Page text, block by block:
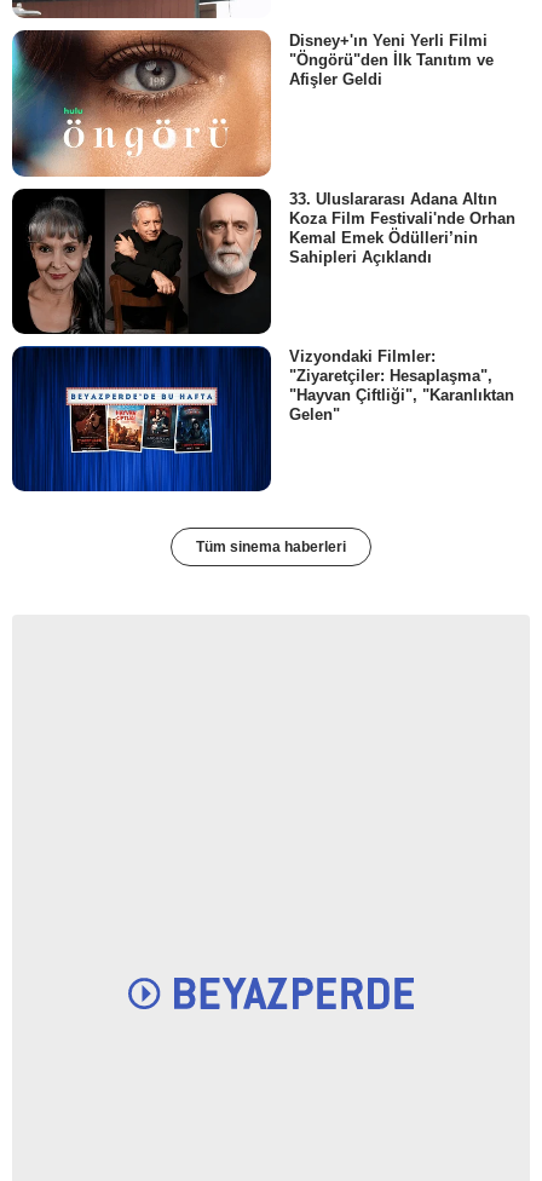
Disney+'ın Yeni Yerli Filmi
"Öngörü"den İlk Tanıtım ve
Afişler Geldi
33. Uluslararası Adana Altın
Koza Film Festivali'nde Orhan
Kemal Emek Ödülleri’nin
Sahipleri Açıklandı
Vizyondaki Filmler:
"Ziyaretçiler: Hesaplaşma",
"Hayvan Çiftliği", "Karanlıktan
Gelen"
Tüm sinema haberleri